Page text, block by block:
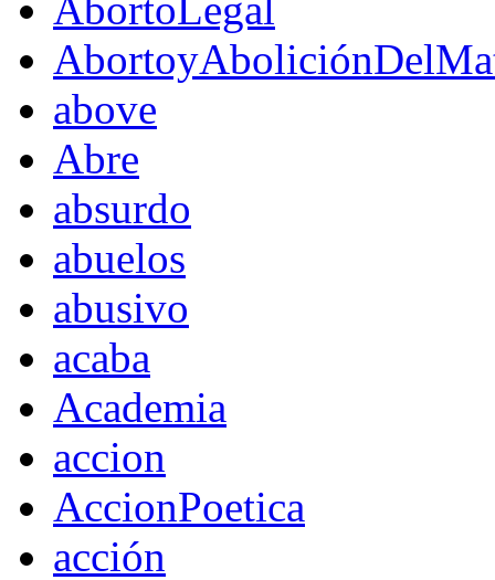
AbortoLegal
above
Abre
absurdo
abuelos
abusivo
acaba
Academia
accion
AccionPoetica
acción